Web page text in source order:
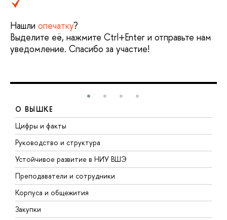
Нашли опечатку?
Выделите её, нажмите Ctrl+Enter и отправьте нам
уведомление. Спасибо за участие!
О ВЫШКЕ
Цифры и факты
Руководство и структура
Устойчивое развитие в НИУ ВШЭ
Преподаватели и сотрудники
Корпуса и общежития
Закупки